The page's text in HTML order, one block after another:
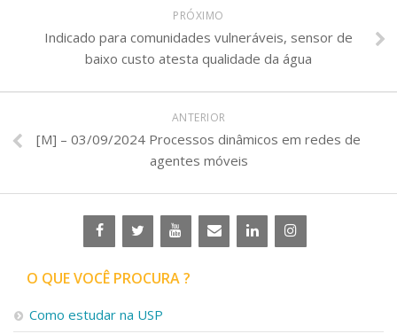
PRÓXIMO
Indicado para comunidades vulneráveis, sensor de
baixo custo atesta qualidade da água
ANTERIOR
[M] – 03/09/2024 Processos dinâmicos em redes de
agentes móveis
O QUE VOCÊ PROCURA ?
Como estudar na USP